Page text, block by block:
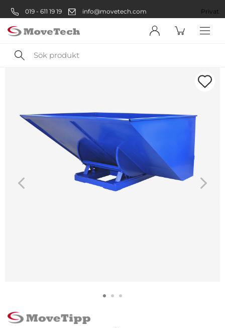
019 - 611 19 19 info@movetech.com Privat
Sök
produkt
Företag
Privatperson